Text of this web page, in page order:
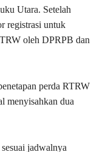
Utara. Setelah
registrasi untuk
oleh DPRPB dan
perda RTRW
menyisahkan dua
jadwalnya